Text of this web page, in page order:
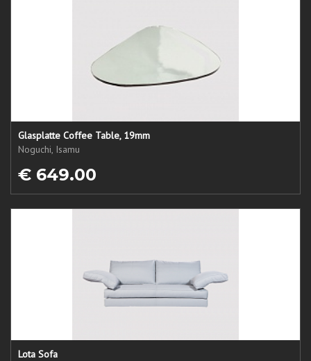
Glasplatte Coffee Table, 19mm
Noguchi, Isamu
€ 649.00
Lota Sofa